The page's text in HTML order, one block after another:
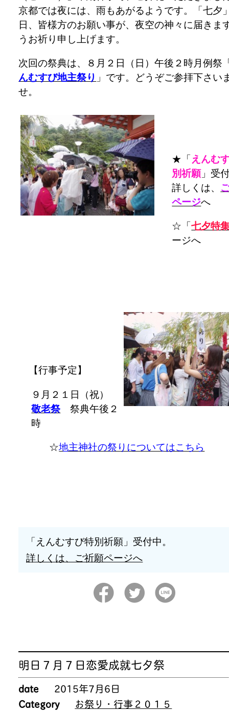
京都では夜には、雨もあがるようです。「七夕
日、皆様方のお願い事が、夜空の神々に届きま
うお祈り申し上げます。
次回の祭典は、８月２日（日）午後２時月例祭
んむすび地主祭り 」です。どうぞご参拝下さい
せ。
★「 えんむ
別祈願」受
詳しくは、
ページへ
☆「七夕特
ージへ
【行事予定】
９月２１日（祝）
敬老祭祭典午後２
時
☆地主神社の祭りについてはこちら
「えんむすび特別祈願」受付中。
詳しくは、ご祈願ページへ
明日７月７日恋愛成就七夕祭
date
2015年7月6日
Category
お祭り・行事２０１５